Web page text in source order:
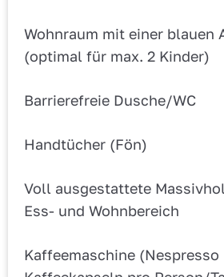
Wohnraum mit einer blauen
(optimal für max. 2 Kinder)
Barrierefreie Dusche/WC
Handtücher (Fön)
Voll ausgestattete
Ess- und Wohnbereich
Kaffeemaschine